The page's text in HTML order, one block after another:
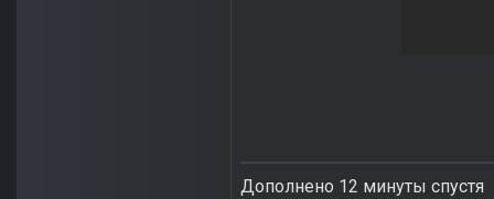
Дополнено 12 минуты спустя